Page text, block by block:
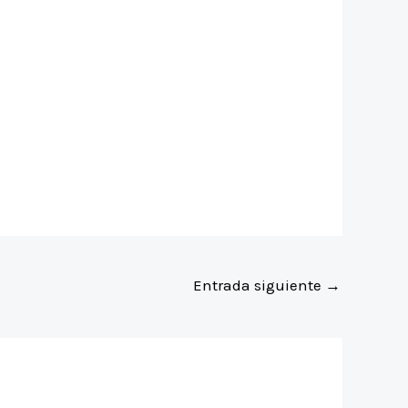
Entrada siguiente →